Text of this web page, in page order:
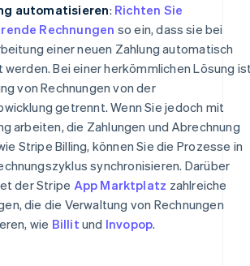
automatisieren: Richten Sie
Rechnungen so ein, dass sie bei
einer neuen Zahlung automatisch
Bei einer herkömmlichen Lösung
von Rechnungen von der
getrennt. Wenn Sie jedoch mit
arbeiten, die Zahlungen und Abrechnung
Stripe Billing, können Sie die Prozesse in
synchronisieren. Darüber
der Stripe App Marktplatz zahlreiche
die die Verwaltung von Rechnungen
wie Billit und Invopop.